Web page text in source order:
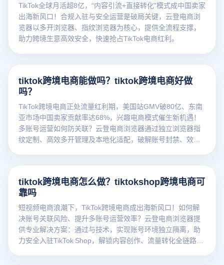
TikTok全球月活超8亿，“内容引流+直接转化”模式成中国卖家
出海新风口！合规入驻与安全运营是破局关键，云登电商浏
览器以多开浏览器、指纹浏览器为核心，提供全流程支撑，
助力跨境生意高效安全，快速抢占TikTok电商红利。
tiktok跨境电商能做吗？tiktok跨境电商好做
吗？
TikTok跨境电商正处流量红利期，美国站GMV破80亿、东南
亚市场中国卖家贡献率达68%，兴趣电商模式催生新机遇！
多账号运营如何防关联？云登电商浏览器通过独立浏览器指
纹定制、高效多开管理及本地化适配，破解账号封禁、效率
tiktok跨境电商怎么做？tiktokshop跨境电商可
靠吗
短视频电商浪潮下，TikTok跨境电商成出海新风口！如何解
决账号关联风险、提升多账号运营效率？云登电商浏览器提
供专业解决方案：通过与技术，实现账号环境独立隔离，助
力安全入驻TikTok Shop，解锁内容创作、流量转化全链路实